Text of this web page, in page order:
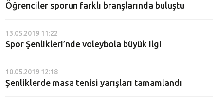
Öğrenciler sporun farklı branşlarında buluştu
13.05.2019 11:22
Spor Şenlikleri’nde voleybola büyük ilgi
10.05.2019 12:18
Şenliklerde masa tenisi yarışları tamamlandı